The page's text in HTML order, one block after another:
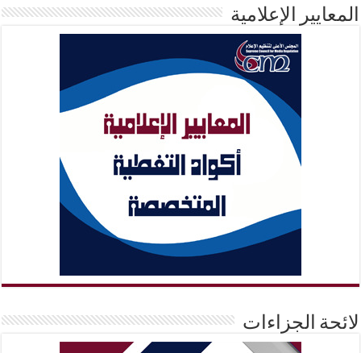
المعايير الإعلامية
لائحة الجزاءات